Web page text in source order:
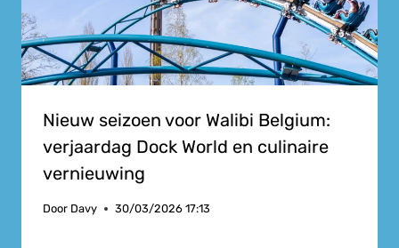
Nieuw seizoen voor Walibi Belgium:
verjaardag Dock World en culinaire
vernieuwing
Door Davy 30/03/2026 17:13